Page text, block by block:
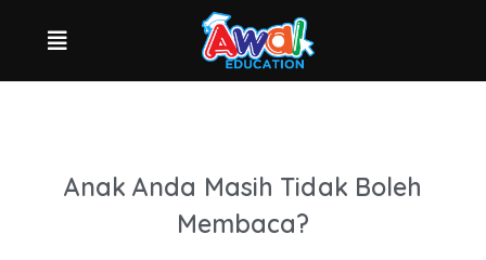
Anak Anda Masih Tidak Boleh
Membaca?